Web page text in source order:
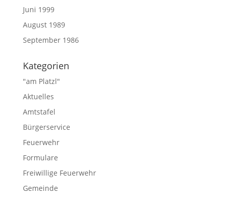
Juni 1999
August 1989
September 1986
Kategorien
"am Platzl"
Aktuelles
Amtstafel
Bürgerservice
Feuerwehr
Formulare
Freiwillige Feuerwehr
Gemeinde